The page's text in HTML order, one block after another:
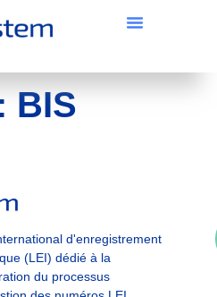
BIS
d'enregistrement
(LEI) dédié à la
du processus